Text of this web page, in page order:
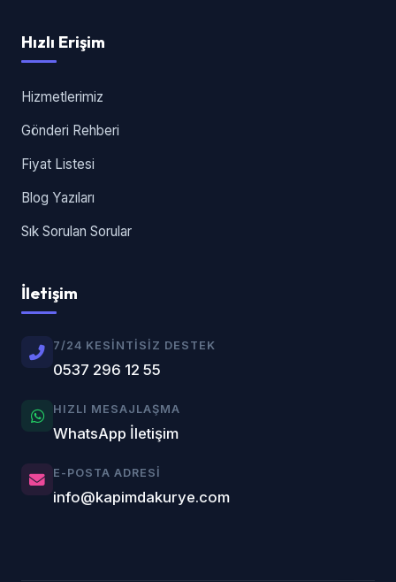
Hızlı Erişim
Hizmetlerimiz
Gönderi Rehberi
Fiyat Listesi
Blog Yazıları
Sık Sorulan Sorular
İletişim
7/24 KESINTISIZ DESTEK
0537 296 12 55
HIZLI MESAJLAŞMA
WhatsApp İletişim
E-POSTA ADRESI
info@kapimdakurye.com